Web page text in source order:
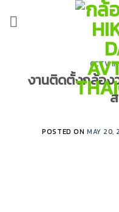
CCTV
งานติดตั้งกล้อง
POSTED ON MAY 20,